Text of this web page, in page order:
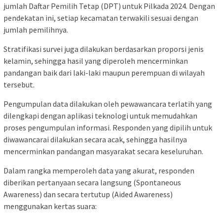
jumlah Daftar Pemilih Tetap (DPT) untuk Pilkada 2024. Dengan
pendekatan ini, setiap kecamatan terwakili sesuai dengan
jumlah pemilihnya.
Stratifikasi survei juga dilakukan berdasarkan proporsi jenis
kelamin, sehingga hasil yang diperoleh mencerminkan
pandangan baik dari laki-laki maupun perempuan di wilayah
tersebut.
Pengumpulan data dilakukan oleh pewawancara terlatih yang
dilengkapi dengan aplikasi teknologi untuk memudahkan
proses pengumpulan informasi. Responden yang dipilih untuk
diwawancarai dilakukan secara acak, sehingga hasilnya
mencerminkan pandangan masyarakat secara keseluruhan.
Dalam rangka memperoleh data yang akurat, responden
diberikan pertanyaan secara langsung (Spontaneous
Awareness) dan secara tertutup (Aided Awareness)
menggunakan kertas suara: